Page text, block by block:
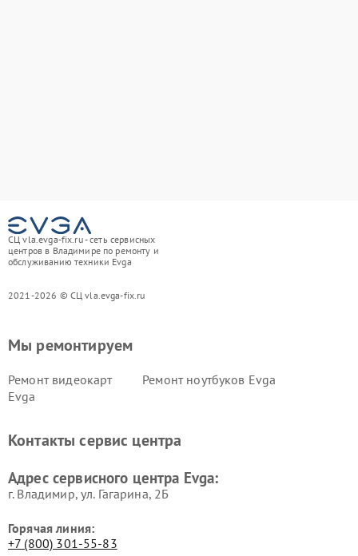
СЦ vla.evga-fix.ru - сеть сервисных
центров в Владимире по ремонту и
обслуживанию техники Evga
2021-2026 © СЦ vla.evga-fix.ru
Мы ремонтируем
Ремонт видеокарт
Evga
Ремонт ноутбуков Evga
Контакты сервис центра
Адрес сервисного центра Evga:
г. Владимир, ул. Гагарина, 2Б
Горячая линия:
+7 (800) 301-55-83